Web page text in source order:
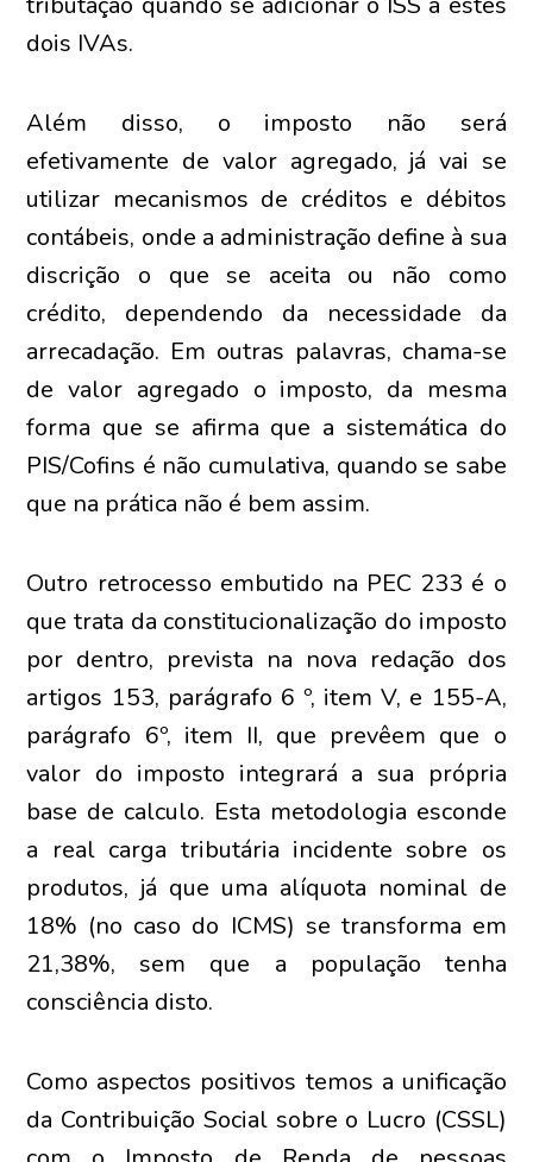
dois IVAs.
Além disso, o imposto não será
efetivamente de valor agregado, já vai se
utilizar mecanismos de créditos e débitos
contábeis, onde a administração define à sua
discrição o que se aceita ou não como
crédito, dependendo da necessidade da
arrecadação. Em outras palavras, chama-se
de valor agregado o imposto, da mesma
forma que se afirma que a sistemática do
PIS/Cofins é não cumulativa, quando se sabe
que na prática não é bem assim.
Outro retrocesso embutido na PEC 233 é o
que trata da constitucionalização do imposto
por dentro, prevista na nova redação dos
artigos 153, parágrafo 6 º, item V, e 155-A,
parágrafo 6º, item II, que prevêem que o
valor do imposto integrará a sua própria
base de calculo. Esta metodologia esconde
a real carga tributária incidente sobre os
produtos, já que uma alíquota nominal de
18% (no caso do ICMS) se transforma em
21,38%, sem que a população tenha
consciência disto.
Como aspectos positivos temos a unificação
da Contribuição Social sobre o Lucro (CSSL)